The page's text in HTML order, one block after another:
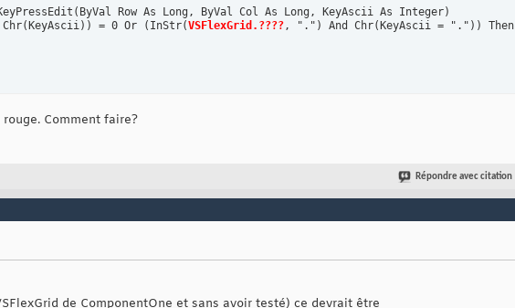
Row As Long, ByVal Col As Long, KeyAscii As Integer)
= 0 Or (InStr(VSFlexGrid.????, ".") And Chr(KeyAscii = ".")) Then
Comment faire?
Répondre avec citation
de ComponentOne et sans avoir testé) ce devrait être